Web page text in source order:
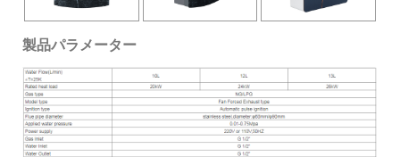
製品パラメーター